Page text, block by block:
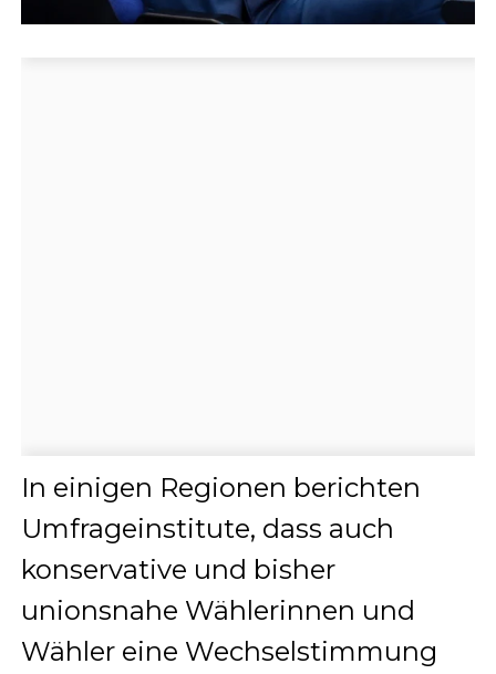
In einigen Regionen berichten
Umfrageinstitute, dass auch
konservative und bisher
unionsnahe Wählerinnen und
Wähler eine Wechselstimmung